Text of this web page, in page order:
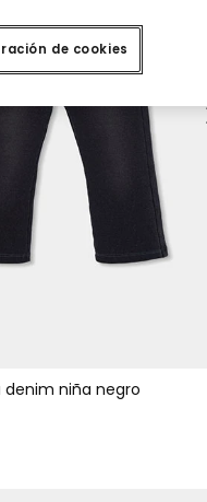
niña negro
de cookies